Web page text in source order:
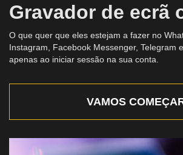
Gravador de ecrã
O que quer que eles estejam a fazer no
Instagram, Facebook Messenger, Telegram
apenas ao iniciar sessão na sua conta.
VAMOS